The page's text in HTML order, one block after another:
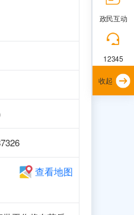
查看地图
政民互动
12345
收起